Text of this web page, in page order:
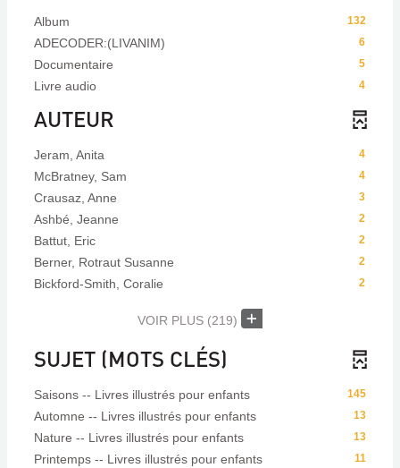
132
Album
6
ADECODER:(LIVANIM)
5
Documentaire
4
Livre audio
AUTEUR
4
Jeram, Anita
4
McBratney, Sam
3
Crausaz, Anne
2
Ashbé, Jeanne
2
Battut, Eric
2
Berner, Rotraut Susanne
2
Bickford-Smith, Coralie
VOIR PLUS (219)
SUJET (MOTS CLÉS)
145
Saisons -- Livres illustrés pour enfants
13
Automne -- Livres illustrés pour enfants
13
Nature -- Livres illustrés pour enfants
11
Printemps -- Livres illustrés pour enfants